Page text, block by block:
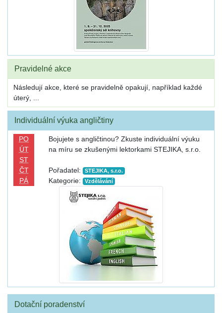
Pravidelné akce
Následují akce, které se pravidelně opakují, například každé
úterý, ...
Individuální výuka angličtiny
PO
ÚT
ST
ČT
PÁ
Bojujete s angličtinou? Zkuste individuální výuku
na míru se zkušenými lektorkami STEJIKA, s.r.o.
Pořadatel: STEJIKA, s.r.o.
Kategorie: Vzdělávání
Dotační poradenství